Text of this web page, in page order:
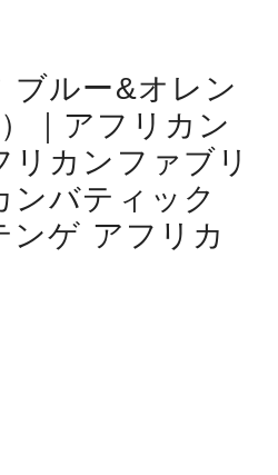
ブルー&オレン
｜アフリカン
リカンファブリ
ンバティック
ンゲ アフリカ